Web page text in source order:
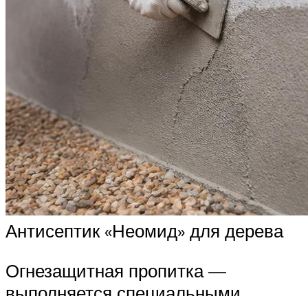
Антисептик «Неомид» для дерева
Огнезащитная пропитка —